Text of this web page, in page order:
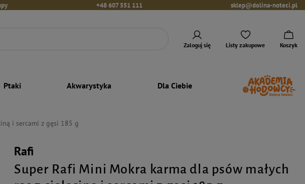
+48 607 551 111 sklep@dolina-noteci.pl
Zaloguj się Listy zakupowe Koszyk
Ptaki Akwarystyka Dla Ciebie
i sercami z gęsi 185 g
Rafi
Super Rafi Mini Mokra karma dla psów małych